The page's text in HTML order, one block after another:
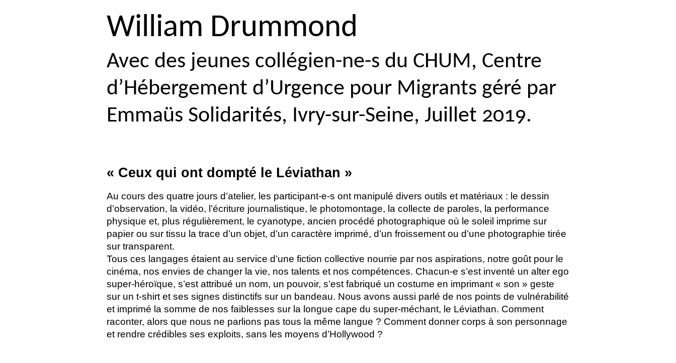
William Drummond
Avec des jeunes collégien-ne-s du CHUM, Centre
d’Hébergement d’Urgence pour Migrants géré par
Emmaüs Solidarités, Ivry-sur-Seine, Juillet 2019.
« Ceux qui ont dompté le Léviathan »
Au cours des quatre jours d’atelier, les participant-e-s ont manipulé divers outils et matériaux : le dessin
d’observation, la vidéo, l’écriture journalistique, le photomontage, la collecte de paroles, la performance
physique et, plus régulièrement, le cyanotype, ancien procédé photographique où le soleil imprime sur
papier ou sur tissu la trace d’un objet, d’un caractère imprimé, d’un froissement ou d’une photographie tirée
sur transparent.
Tous ces langages étaient au service d’une fiction collective nourrie par nos aspirations, notre goût pour le
cinéma, nos envies de changer la vie, nos talents et nos compétences. Chacun-e s’est inventé un alter ego
super-héroïque, s’est attribué un nom, un pouvoir, s’est fabriqué un costume en imprimant « son » geste
sur un t-shirt et ses signes distinctifs sur un bandeau. Nous avons aussi parlé de nos points de vulnérabilité
et imprimé la somme de nos faiblesses sur la longue cape du super-méchant, le Léviathan. Comment
raconter, alors que nous ne parlions pas tous la même langue ? Comment donner corps à son personnage
et rendre crédibles ses exploits, sans les moyens d’Hollywood ?